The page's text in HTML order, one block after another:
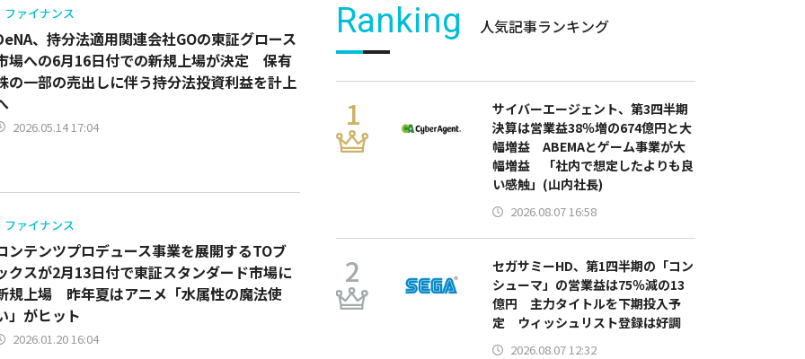
ファイナンス
、持分法適用関連会社GOの東証グロース
場への6月16日付での新規上場が決定 保有
の一部の売出しに伴う持分法投資利益を計上
2026.05.14 17:04
ファイナンス
ンテンツプロデュース事業を展開するTOブ
クスが2月13日付で東証スタンダード市場に
規上場 昨年夏はアニメ「水属性の魔法使
」がヒット
2026.01.20 16:04
Ranking 人気記事ランキング
サイバーエージェント、第3四半期
決算は営業益38％増の674億円と大
幅増益 ABEMAとゲーム事業が大
幅増益 「社内で想定したよりも良
い感触」(山内社長)
2026.08.07 16:58
セガサミーHD、第1四半期の「コン
シューマ」の営業益は75％減の13
億円 主力タイトルを下期投入予
定 ウィッシュリスト登録は好調
2026.08.07 12:32